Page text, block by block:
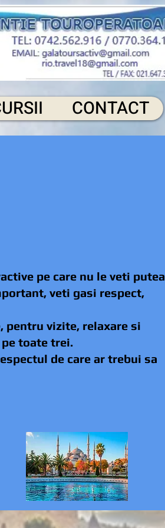
CONTACT
pe care nu le veti putea
veti gasi respect,
pentru vizite, relaxare si
toate trei.
de care ar trebui sa